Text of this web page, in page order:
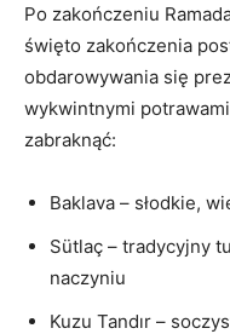
Po zakończeniu
święto zakończenia
obdarowywania się
wykwintnymi
zabraknąć:
Baklava – słodkie,
Sütlaç – tradycyjny
naczyniu
Kuzu Tandır ⁣–